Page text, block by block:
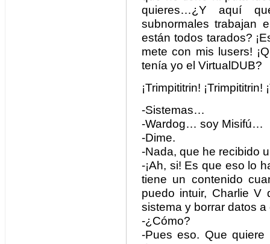
quieres…¿Y aquí
subnormales trabajan
están todos tarados?
mete con mis lusers!
tenía yo el VirtualDUB?
¡Trimpititrin! ¡Trimpititrin!
-Sistemas…
-Wardog… soy Misifú…
-Dime.
-Nada, que he recibido
-¡Ah, si! Es que eso lo
tiene un contenido
puedo intuir, Charlie V
sistema y borrar datos
-¿Cómo?
-Pues eso. Que